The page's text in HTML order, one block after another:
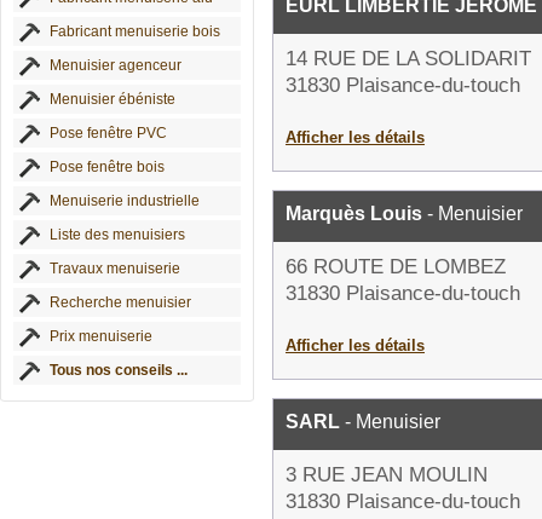
Fabricant menuiserie bois
Menuisier agenceur
Menuisier ébéniste
Pose fenêtre PVC
Pose fenêtre bois
Menuiserie industrielle
Liste des menuisiers
Travaux menuiserie
Recherche menuisier
Prix menuiserie
Tous nos conseils ...
EURL LIMBERTIE JEROME
14 RUE DE LA SOLIDARIT
31830 Plaisance-du-touch
Afficher les détails
Marquès Louis - Menuisier
66 ROUTE DE LOMBEZ
31830 Plaisance-du-touch
Afficher les détails
SARL - Menuisier
3 RUE JEAN MOULIN
31830 Plaisance-du-touch